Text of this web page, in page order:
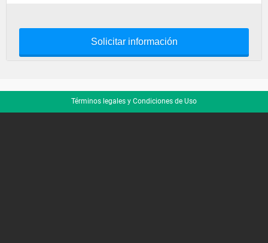
Solicitar información
Términos legales y Condiciones de Uso